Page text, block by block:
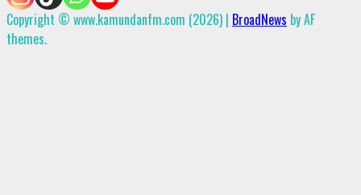
Copyright © www.kamundanfm.com (2026) | BroadNews by AF
themes.